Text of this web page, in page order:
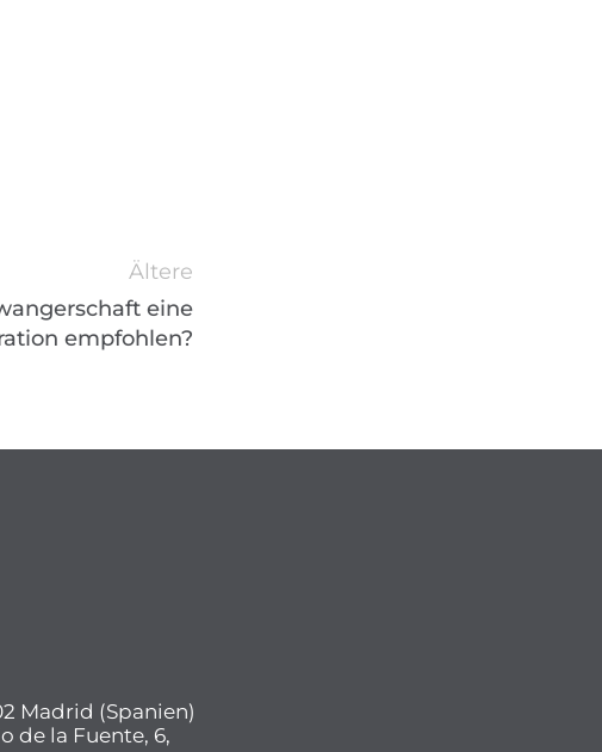
Ältere
eine
empfohlen?
Madrid (Spanien)
de la Fuente, 6,